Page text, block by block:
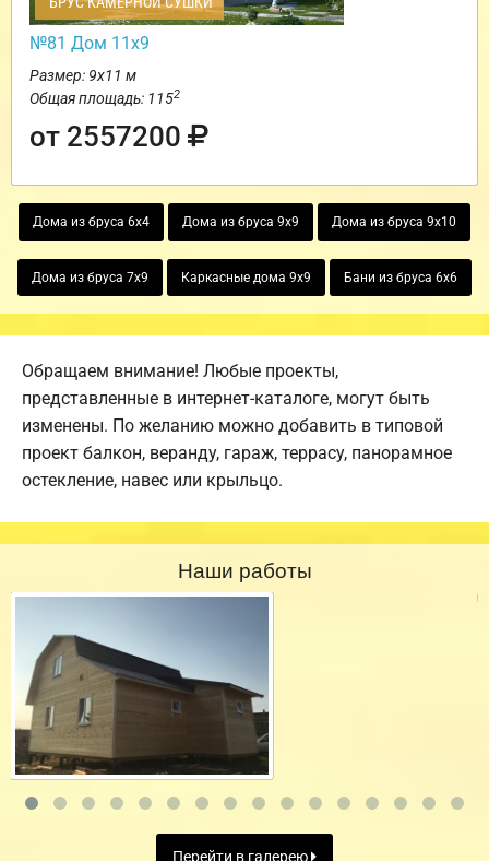
№81 Дом 11х9
Размер: 9х11 м
Общая площадь: 1152
от 2557200
Дома из бруса 6х4 Дома из бруса 9х9 Дома из бруса 9х10
Дома из бруса 7х9 Каркасные дома 9х9 Бани из бруса 6х6
Обращаем внимание! Любые проекты,
представленные в интернет-каталоге, могут быть
изменены. По желанию можно добавить в типовой
проект балкон, веранду, гараж, террасу, панорамное
остекление, навес или крыльцо.
Наши работы
Перейти в галерею